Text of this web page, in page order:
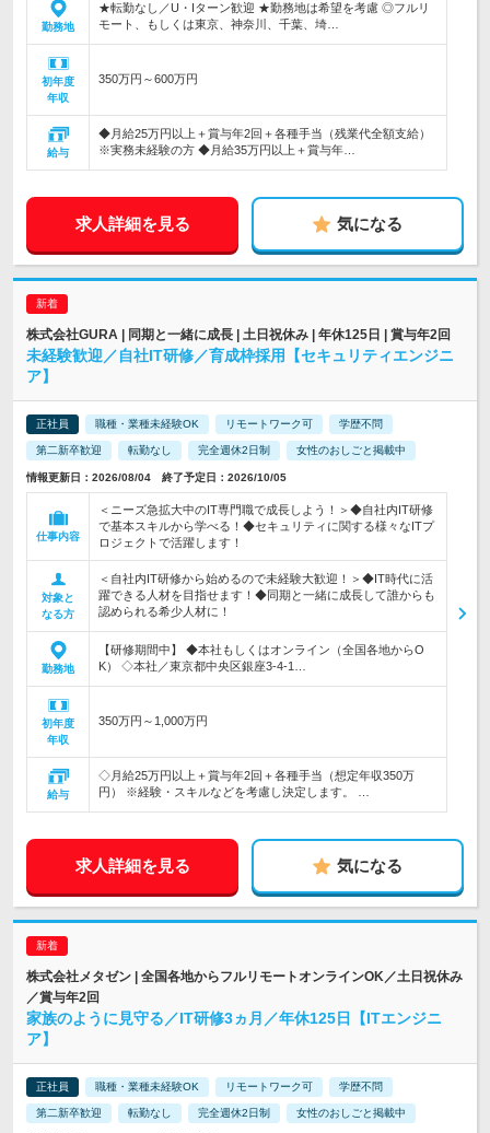
勤務地
★転勤なし／U・Iターン歓迎 ★勤務地は希望を考慮 ◎フルリ
モート、もしくは東京、神奈川、千葉、埼…
初年度
年収
350万円～600万円
給与
◆月給25万円以上＋賞与年2回＋各種手当（残業代全額支給）
※実務未経験の方 ◆月給35万円以上＋賞与年…
求人詳細を見る 気になる
株式会社GURA | 同期と一緒に成長 | 土日祝休み | 年休125日 | 賞与年2回
未経験歓迎／自社IT研修／育成枠採用【セキュリティエンジニ
ア】
正社員 職種・業種未経験OK リモートワーク可 学歴不問
第二新卒歓迎 転勤なし 完全週休2日制 女性のおしごと掲載中
情報更新日：2026/08/04 終了予定日：2026/10/05
仕事内容
＜ニーズ急拡大中のIT専門職で成長しよう！＞◆自社内IT研修
で基本スキルから学べる！◆セキュリティに関する様々なITプ
ロジェクトで活躍します！
対象と
なる方
＜自社内IT研修から始めるので未経験大歓迎！＞◆IT時代に活
躍できる人材を目指せます！◆同期と一緒に成長して誰からも
認められる希少人材に！
勤務地
【研修期間中】 ◆本社もしくはオンライン（全国各地からO
K） ◇本社／東京都中央区銀座3-4-1…
初年度
年収
350万円～1,000万円
給与
◇月給25万円以上＋賞与年2回＋各種手当（想定年収350万
円） ※経験・スキルなどを考慮し決定します。 …
求人詳細を見る 気になる
株式会社メタゼン | 全国各地からフルリモートオンラインOK／土日祝休み
／賞与年2回
家族のように見守る／IT研修3ヵ月／年休125日【ITエンジニ
ア】
正社員 職種・業種未経験OK リモートワーク可 学歴不問
第二新卒歓迎 転勤なし 完全週休2日制 女性のおしごと掲載中